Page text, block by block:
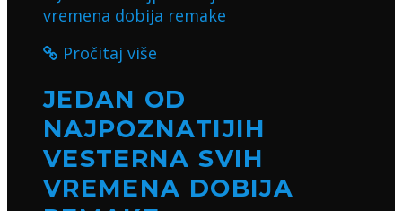
Pročitaj više
JEDAN OD
NAJPOZNATIJIH
VESTERNA SVIH
VREMENA DOBIJA